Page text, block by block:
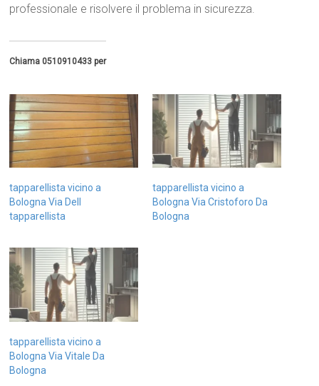
professionale e risolvere il problema in sicurezza.
Chiama 0510910433 per
tapparellista vicino a
Bologna Via Dell
tapparellista
tapparellista vicino a
Bologna Via Cristoforo Da
Bologna
tapparellista vicino a
Bologna Via Vitale Da
Bologna